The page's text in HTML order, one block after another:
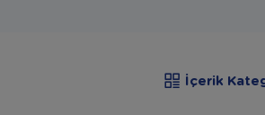
İçerik